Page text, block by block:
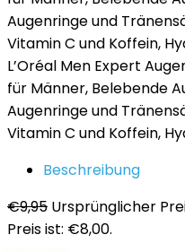
L’Oréal Men Expert
für Männer, Belebende
Augenringe und
Vitamin C und Koffein,
Beschreibung
€9,95 Ursprünglicher
Preis ist: €8,00.